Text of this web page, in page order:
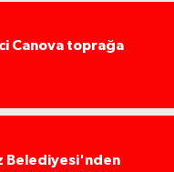
Canova toprağa
Belediyesi'nden